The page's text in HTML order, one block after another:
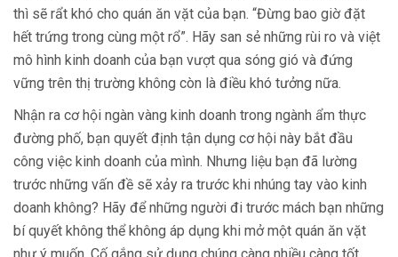
thì sẽ rẩt khó cho quán ăn vặt của bạn. “Đừng bao giờ đặt
hết trứng trong cùng một rổ”. Hãy san sẻ những rùi ro và việt
mô hình kinh doanh của bạn vượt qua sóng gió và đứng
vững trên thị trường không còn là điều khó tưởng nữa.
Nhận ra cơ hội ngàn vàng kinh doanh trong ngành ẩm thực
đường phố, bạn quyết định tận dụng cơ hội này bắt đầu
công việc kinh doanh của mình. Nhưng liệu bạn đã lường
trước những vấn đề sẽ xảy ra trước khi nhúng tay vào kinh
doanh không? Hãy để những người đi trước mách bạn những
bí quyết không thể không áp dụng khi mở một quán ăn vặt
như ý muốn. Cố gắng sử dụng chúng càng nhiều càng tốt